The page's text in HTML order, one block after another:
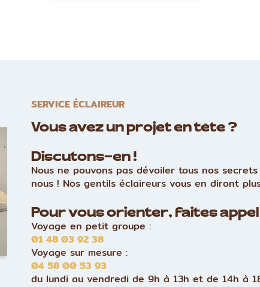
SERVICE ÉCLAIREUR
Vous avez un projet en tête ?
Discutons-en !
Nous ne pouvons pas dévoiler tous nos
nous ! Nos gentils éclaireurs vous en diront
Pour vous orienter, faites appel
Voyage en petit groupe :
01 48 03 92 38
Voyage sur mesure :
04 58 00 53 93
du lundi au vendredi de 9h à 13h et de 14h à